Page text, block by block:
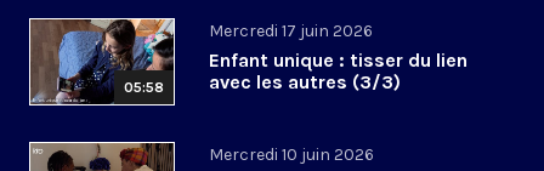
05:58
Mercredi 17 juin 2026
Enfant unique : tisser du lien
avec les autres (3/3)
Mercredi 10 juin 2026